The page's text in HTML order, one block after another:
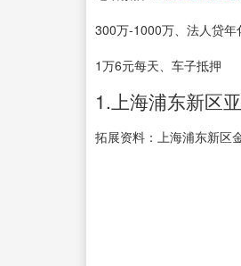
300万-1000万、法人贷
1万6元每天、车子抵押
1.上海浦东新区
拓展资料：上海浦东新区